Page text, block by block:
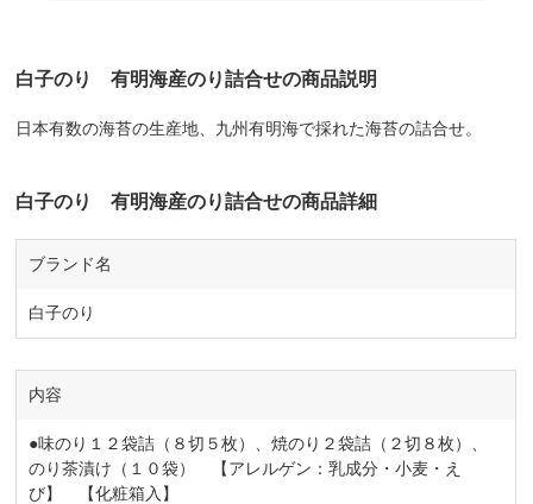
白子のり 有明海産のり詰合せの商品説明
日本有数の海苔の生産地、九州有明海で採れた海苔の詰合せ。
白子のり 有明海産のり詰合せの商品詳細
ブランド名
白子のり
内容
●味のり１２袋詰（８切５枚）、焼のり２袋詰（２切８枚）、
のり茶漬け（１０袋） 【アレルゲン：乳成分・小麦・え
び】 【化粧箱入】